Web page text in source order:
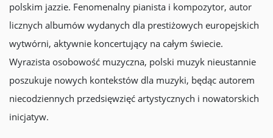
polskim jazzie. Fenomenalny pianista i kompozytor, autor
licznych albumów wydanych dla prestiżowych europejskich
wytwórni, aktywnie koncertujący na całym świecie.
Wyrazista osobowość muzyczna, polski muzyk nieustannie
poszukuje nowych kontekstów dla muzyki, będąc autorem
niecodziennych przedsięwzięć artystycznych i nowatorskich
inicjatyw.